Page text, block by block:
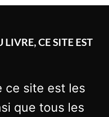
CE SITE EST
ce site est les
que tous les